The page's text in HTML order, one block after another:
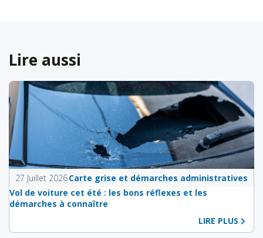
Lire aussi
27 Juillet 2026Carte grise et démarches administratives
Vol de voiture cet été : les bons réflexes et les
démarches à connaître
LIRE PLUS